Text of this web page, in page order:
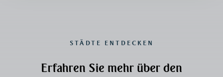
STÄDTE ENTDECKEN
Erfahren Sie mehr über den